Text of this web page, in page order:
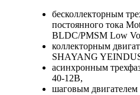
бесколлекторным
постоянного тока
BLDC/PMSM Low
коллекторным
SHAYANG
асинхронным
40-12В,
шаговым